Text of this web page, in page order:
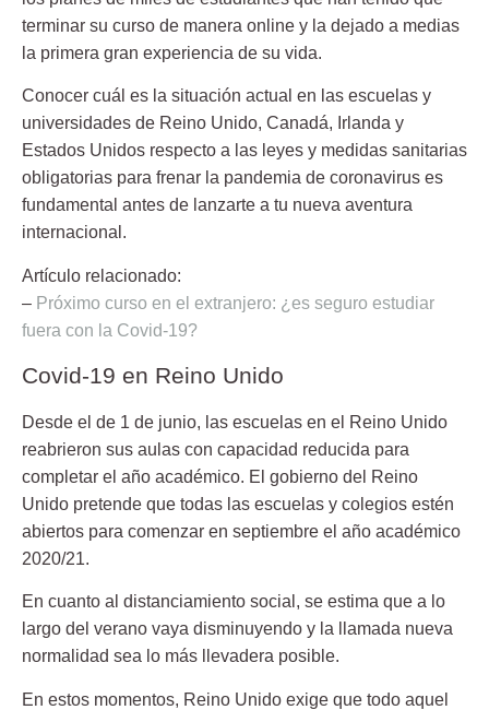
terminar su curso de manera online y la dejado a medias
la primera gran experiencia de su vida.
Conocer cuál es la situación actual en las escuelas y
universidades de Reino Unido, Canadá, Irlanda y
Estados Unidos respecto a las leyes y medidas sanitarias
obligatorias para frenar la pandemia de coronavirus es
fundamental antes de lanzarte a tu nueva aventura
internacional.
Artículo relacionado:
– Próximo curso en el extranjero: ¿es seguro estudiar
fuera con la Covid-19?
Covid-19 en Reino Unido
Desde el de 1 de junio, las escuelas en el Reino Unido
reabrieron sus aulas con capacidad reducida para
completar el año académico. El gobierno del Reino
Unido pretende que todas las escuelas y colegios estén
abiertos para comenzar en septiembre el año académico
2020/21.
En cuanto al distanciamiento social, se estima que a lo
largo del verano vaya disminuyendo y la llamada nueva
normalidad sea lo más llevadera posible.
En estos momentos, Reino Unido exige que todo aquel